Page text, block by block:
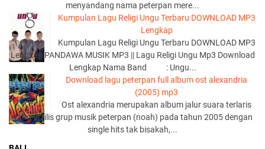
menyandang nama peterpan mere...
Kumpulan Lagu Religi Ungu Terbaru DOWNLOAD MP3
Lengkap
Kumpulan Lagu Religi Ungu Terbaru DOWNLOAD MP3
Lengkap PANDAWA MUSIK MP3 || Lagu Religi Ungu Mp3 Download
Lengkap Nama Band : Ungu...
Download lagu peterpan full album ost alexandria
(2005) mp3
Ost alexandria merupakan album jalur suara terlaris
yang di rilis grup musik peterpan (noah) pada tahun 2005 dengan
single hits tak bisakah,...